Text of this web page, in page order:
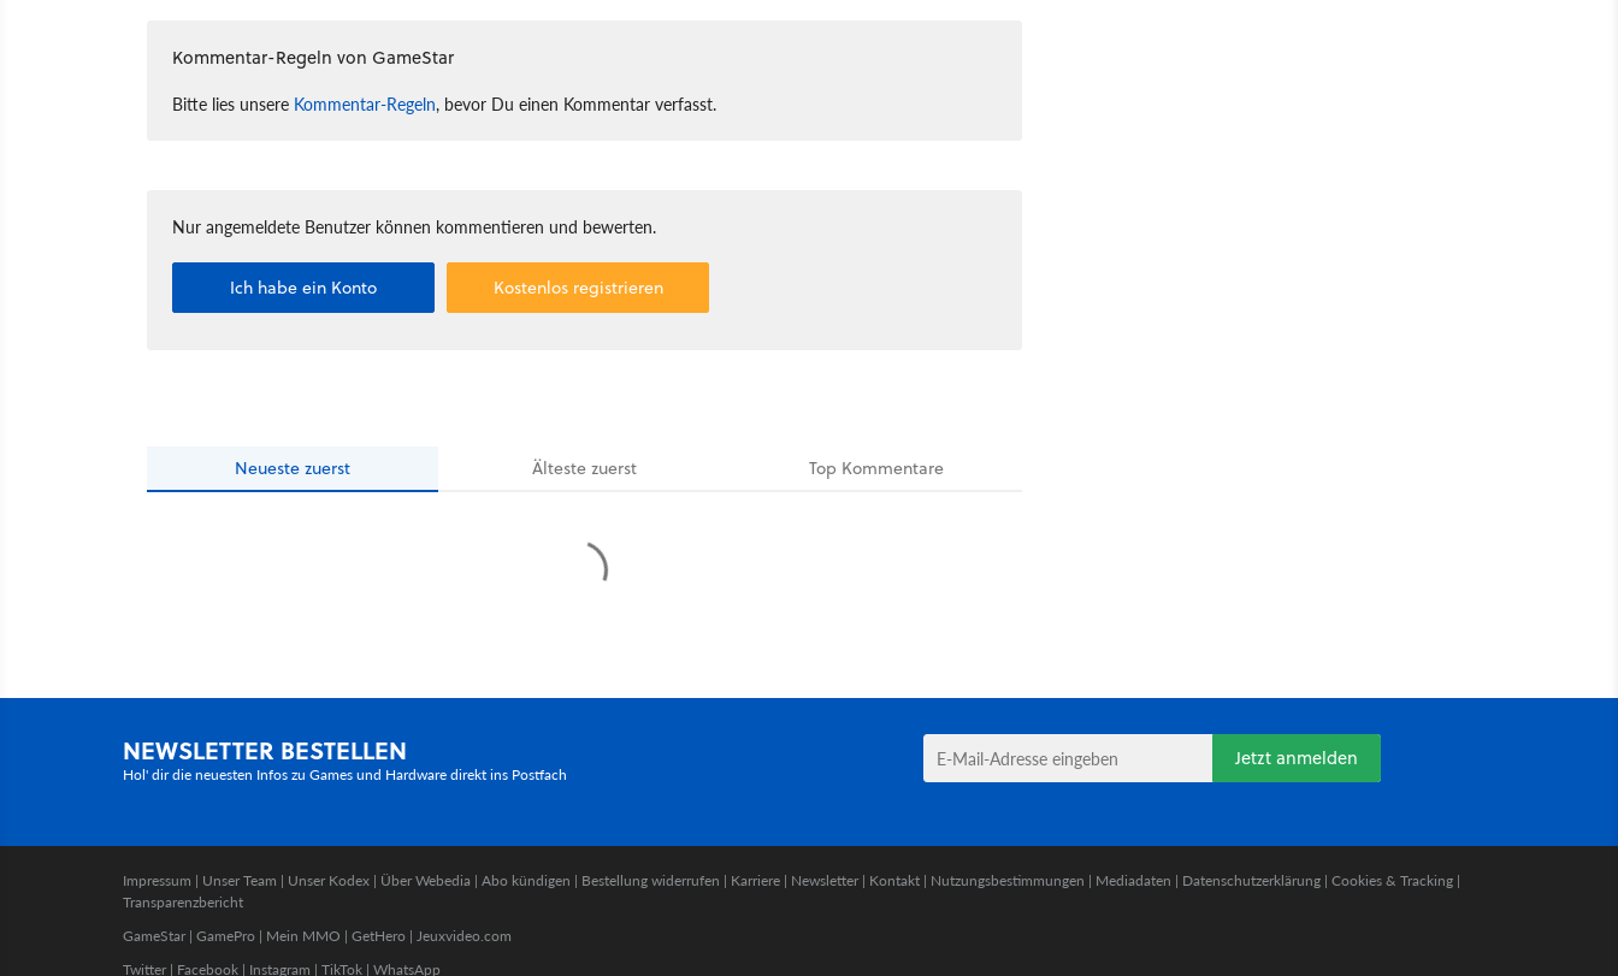
Kommentar-Regeln von GameStar
Bitte lies unsere Kommentar-Regeln, bevor Du einen Kommentar verfasst.
Nur angemeldete Benutzer können kommentieren und bewerten.
Ich habe ein Konto Kostenlos registrieren
Neueste zuerst Ältestezuerst Top Kommentare
NEWSLETTER BESTELLEN
Hol' dir die neuesten Infos zu Games und Hardware direkt ins Postfach
Jetzt anmelden
Impressum | Unser Team | Unser Kodex | Über Webedia | Abo kündigen | Bestellung widerrufen | Karriere | Newsletter | Kontakt | Nutzungsbestimmungen | Mediadaten | Datenschutzerklärung | Cookies & Tracking |
Transparenzbericht
GameStar | GamePro | Mein MMO | GetHero | Jeuxvideo.com
Twitter | Facebook | Instagram | TikTok | WhatsApp